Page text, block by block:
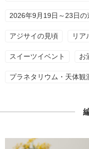
2026年9月19日～23日の
アジサイの見頃 リア
スイーツイベント お
プラネタリウム・天体観